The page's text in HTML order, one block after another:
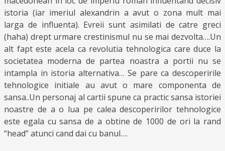
istoria (iar imeriul alexandrin a avut o zona mult mai
larga de influenta). Evreii sunt asimilati de catre greci
(haha) drept urmare crestinismul nu se mai dezvolta….Un
alt fapt este acela ca revolutia tehnologica care duce la
societatea moderna de partea noastra a portii nu se
intampla in istoria alternativa… Se pare ca descoperirile
tehnologice initiale au avut o mare componenta de
sansa..Un personaj al cartii spune ca practic sansa istoriei
noastre de a o lua pe calea descoperirilor tehnologice
este egala cu sansa de a obtine de 1000 de ori la rand
“head” atunci cand dai cu banul….